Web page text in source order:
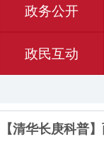
政务公开
政民互动
【清华长庚科普